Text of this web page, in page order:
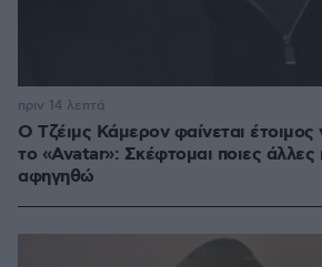
Ο Τζέιμς Κάμερον φαίνεται
το «Avatar»: Σκέφτομαι ποιες άλλες
αφηγηθώ
πριν 14 λεπτά